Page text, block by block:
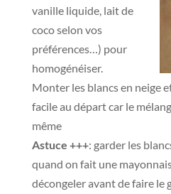
vanille liquide, lait de
coco selon vos
préférences…) pour
homogénéiser.
Monter les blancs en neige
facile au départ car le
même
Astuce +++: garder les
quand on fait une
décongeler avant de faire le